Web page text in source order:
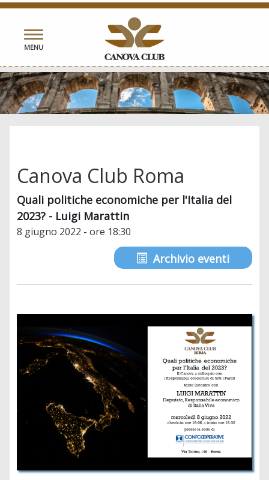
Toggle
navigation
MENU
Canova Club Roma
Quali politiche economiche per l'Italia del
2023? - Luigi Marattin
8 giugno 2022 - ore 18:30
Archivio eventi